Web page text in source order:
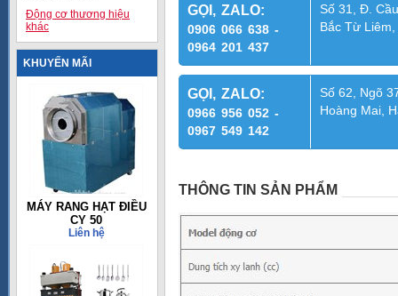
Động cơ thương hiệu
khác
KHUYẾN MÃI
MÁY RANG HẠT ĐIỀU
CY 50
Liên hệ
GỌI, ZALO:
0906 066 638 -
0964 201 437
Số 31, Đ.
Bắc Từ
GỌI, ZALO:
0966 956 052 -
0967 549 142
Số 62, Ngõ
Hoàng Mai,
THÔNG TIN SẢN PHẨM